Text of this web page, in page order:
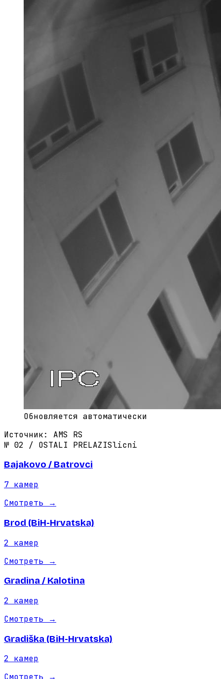
Обновляется автоматически
Источник: AMS RS
№ 02 / OSTALI PRELAZISlicni
Bajakovo / Batrovci
7 камер
Смотреть →
Brod (BiH-Hrvatska)
2
камер
Смотреть →
Gradina / Kalotina
2
камер
Смотреть →
Gradiška (BiH-Hrvatska)
2
камер